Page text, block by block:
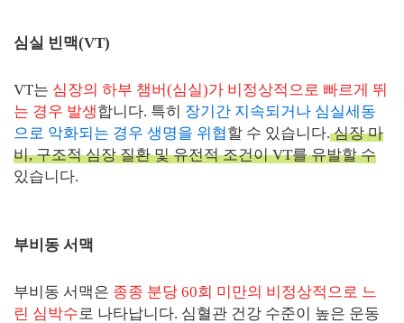
심실 빈맥(VT)
VT는 심장의 하부 챔버(심실)가 비정상적으로 빠르게 뛰
는 경우 발생합니다. 특히 장기간 지속되거나 심실세동
으로 악화되는 경우 생명을 위협할 수 있습니다.심장 마
비, 구조적 심장 질환 및 유전적 조건이 VT를 유발할 수
있습니다.
부비동 서맥
부비동 서맥은 종종 분당 60회 미만의 비정상적으로 느
린 심박수로 나타납니다. 심혈관 건강 수준이 높은 운동